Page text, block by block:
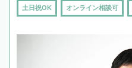
土日祝OK オンライン相談可